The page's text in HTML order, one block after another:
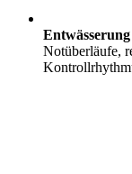
Notüberläufe,